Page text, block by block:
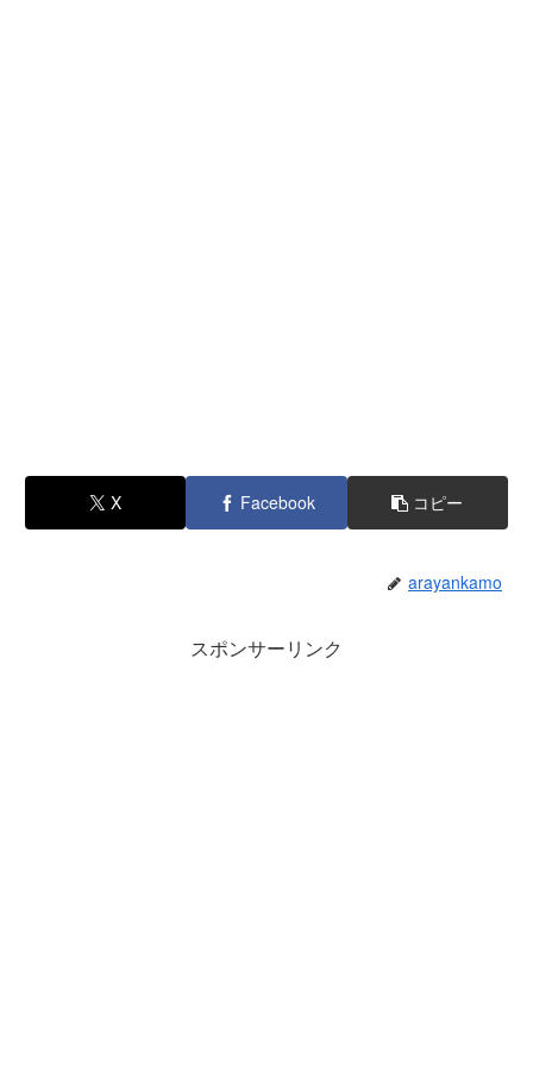
X Facebook コピー
arayankamo
スポンサーリンク